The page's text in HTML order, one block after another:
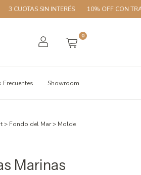
SIN INTERÉS 10% OFF CON
0
Frecuentes Showroom
> Fondo del Mar > Molde
Marinas